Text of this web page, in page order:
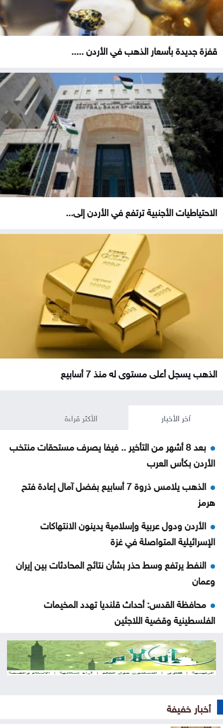
قفزة جديدة بأسعار الذهب في الأردن .....
الاحتياطيات الأجنبية ترتفع في الأردن إلى...
الذهب يسجل أعلى مستوى له منذ 7 أسابيع
آخر الأخبار الأكثر قراءة
بعد 8 أشهر من التأخير .. فيفا يصرف مستحقات منتخب
الأردن بكأس العرب
الذهب يلامس ذروة 7 أسابيع بفضل آمال إعادة فتح
هرمز
الأردن ودول عربية وإسلامية يدينون الانتهاكات
الإسرائيلية المتواصلة في غزة
النفط يرتفع وسط حذر بشأن نتائج المحادثات بين إيران
وعمان
محافظة القدس: أحداث قلنديا تهدد المخيمات
الفلسطينية وقضية اللاجئين
الاحتلال يعتقل ويحقق ميدانيا مع أكثر من 60 فلسطينيا
من مخيم قلنديا
أخبار خفيفة